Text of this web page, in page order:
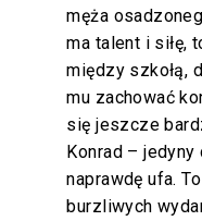
męża
ma talent i siłę,
między szkołą,
mu zachować
się jeszcze
Konrad – jedyny
naprawdę ufa.
burzliwych